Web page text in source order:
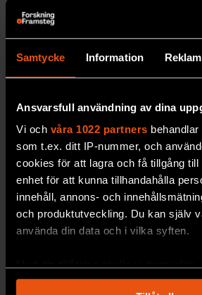
Samtycke Information
Ansvarsfull användning av dina
Vi och våra 1022 partners
som t.ex. ditt IP-nummer, och
cookies för att lagra och få tillgång till
enhet för att kunna tillhandahålla
innehåll, annons- och
och produktutveckling. Du kan själv
använda din data och i vilka syften.
sin tillkomst gör den
fortfarande avtryck i
debatten.
”Förbjud alla
religiösa
inte bara